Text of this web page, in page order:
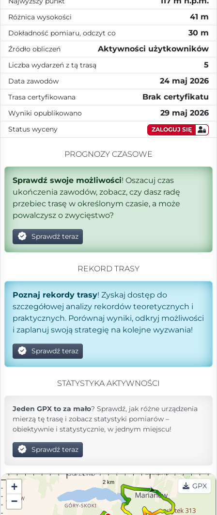
Różnica wysokości 41 m
Dokładność pomiaru, odczyt co 30 m
Źródło obliczeń Aktywności użytkowników
Liczba wydarzeń z tą trasą 5
Data zawodów 24 maj 2026
Trasa certyfikowana Brak certyfikatu
Wyniki opublikowano 29 maj 2026
Status wyceny ZALOGUJ SIĘ
PROGNOZY CZASOWE
Sprawdź swoje możliwości! Oszacuj czas
ukończenia zawodów, zobacz, czy dasz radę
przebiec trasę w określonym czasie, a może
powalczysz o zwycięstwo?
Sprawdź teraz
REKORD TRASY
Poznaj rekordy trasy! Zyskaj dostęp do
szczegółowej analizy rekordów teoretycznych i
praktycznych. Porównaj wyniki, odkryj możliwości
i zaplanuj swoją strategię na kolejne wyzwania!
Sprawdź teraz
STATYSTYKA AKTYWNOŚCI
Jeden GPX to za mało? Sprawdź, jak różne urządzenia
mierzą tę trasę i zobacz statystyki pomiarów –
obiektywnie i statystycznie, w jednym miejscu!
Sprawdź teraz
+
−
GPX